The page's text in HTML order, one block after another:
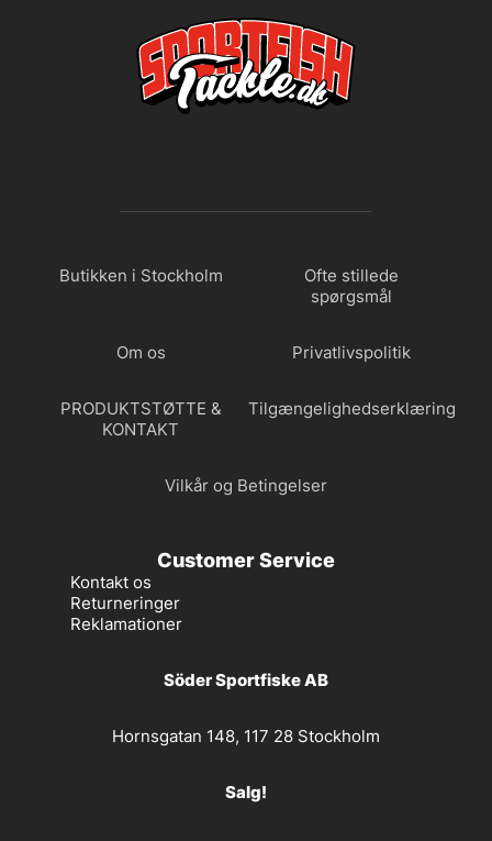
Butikken i Stockholm
Ofte stillede
spørgsmål
Om os Privatlivspolitik
PRODUKTSTØTTE &
KONTAKT
Tilgængelighedserklæring
Vilkår og Betingelser
Customer Service
Kontakt os
Returneringer
Reklamationer
Söder Sportfiske AB
Hornsgatan 148, 117 28 Stockholm
Salg!